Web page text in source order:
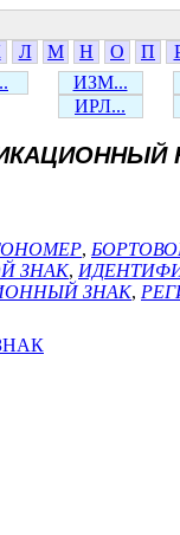
Л М Н О П
ИЗМ...
ИРЛ...
,
ЗНАК,
ЗНАК,